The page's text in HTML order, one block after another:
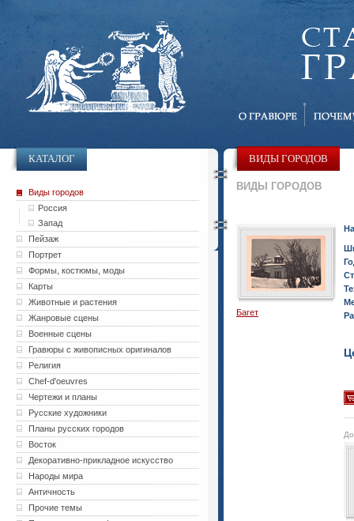
КАТАЛОГ
Виды городов
Россия
Запад
Пейзаж
Портрет
Формы, костюмы, моды
Карты
Животные и растения
Жанровые сцены
Военные сцены
Гравюры с живописных оригиналов
Религия
Chef-d'oeuvres
Чертежи и планы
Русские художники
Планы русских городов
Восток
Декоративно-прикладное искусство
Народы мира
Античность
Прочие темы
ВИДЫ ГОРОДОВ
ВИДЫ ГОРОДОВ
Багет